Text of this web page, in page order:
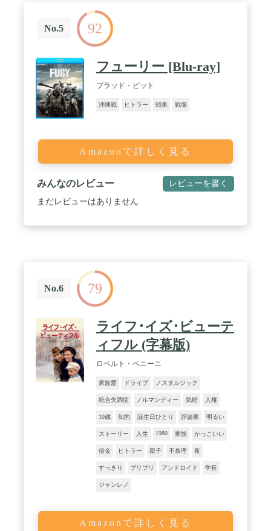
No.5 92
フューリー [Blu-ray]
ブラッド・ピット
沖縄戦 ヒトラー 戦車 戦場
Amazonで詳しく見る
みんなのレビュー レビューを書く
まだレビューはありません
No.6 79
ライフ･イズ･ビューテ
ィフル (字幕版)
ロベルト・ベニーニ
家族愛 ドライブ ノスタルジック
統合失調症 ノルマンディー 気軽 人権
10歳 知的 誕生日ひとり 評論家 明るい
ストーリー 人生 1980 家族 かっこいい
借金 ヒトラー 親子 不条理 夜
すっきり ブリブリ アンドロイド 学長
ジャンレノ
Amazonで詳しく見る